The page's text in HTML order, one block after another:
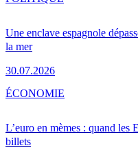
Une enclave espagnole
la mer
30.07.2026
L’euro en mèmes : quand les
billets
ÉCONOMIE